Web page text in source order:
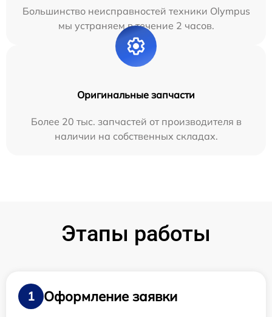
Большинство неисправностей техники Olympus
мы устраняем в течение 2 часов.
Оригинальные запчасти
Более 20 тыс. запчастей от производителя в
наличии на собственных складах.
Этапы работы
1
Оформление заявки